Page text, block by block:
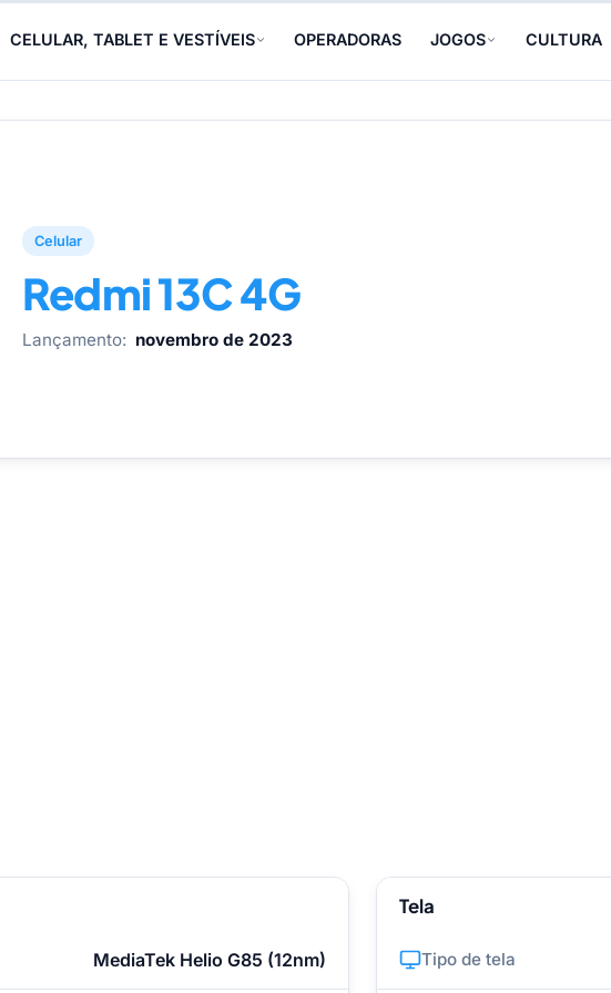
CELULAR, TABLET E VESTÍVEIS OPERADORAS JOGOS CULTURA
Celular
Redmi 13C 4G
Lançamento: novembro de 2023
MediaTek Helio G85 (12nm)
Tela
Tipo de tela